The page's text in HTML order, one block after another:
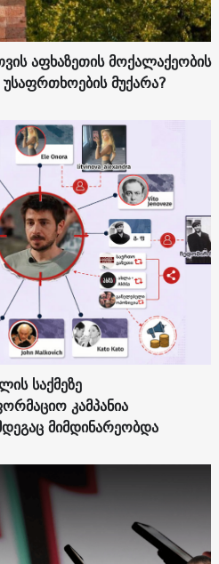
აფხაზეთის მოქალაქეობის
მუქარა?
საქმეზე
კამპანია
მიმდინარეობდა